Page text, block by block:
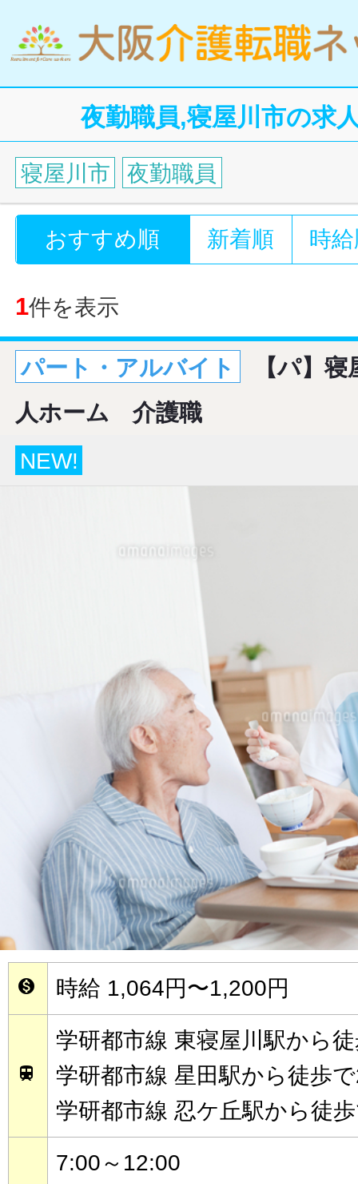
夜勤職員,寝屋川市の求
寝屋川市 夜勤職員
おすすめ順 新着順 時
1件を表示
パート・アルバイト
【パ】
人ホーム 介護職
NEW!
 時給 1,064円〜1,200円

学研都市線 東寝屋川駅から
学研都市線 星田駅から徒歩
学研都市線 忍ケ丘駅から徒
7:00～12:00